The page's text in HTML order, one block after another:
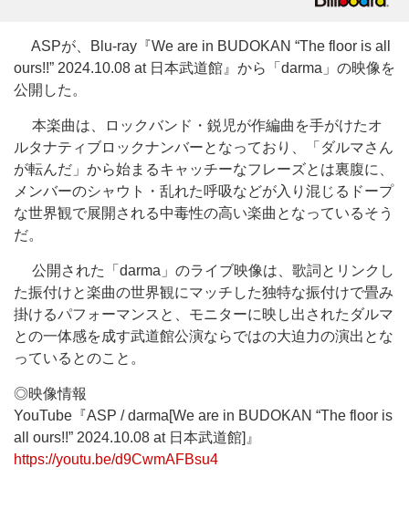
ASPが、Blu-ray『We are in BUDOKAN “The floor is all
ours!!” 2024.10.08 at 日本武道館』から「darma」の映像を
公開した。
本楽曲は、ロックバンド・鋭児が作編曲を手がけたオ
ルタナティブロックナンバーとなっており、「ダルマさん
が転んだ」から始まるキャッチーなフレーズとは裏腹に、
メンバーのシャウト・乱れた呼吸などが入り混じるドープ
な世界観で展開される中毒性の高い楽曲となっているそう
だ。
公開された「darma」のライブ映像は、歌詞とリンクし
た振付けと楽曲の世界観にマッチした独特な振付けで畳み
掛けるパフォーマンスと、モニターに映し出されたダルマ
との一体感を成す武道館公演ならではの大迫力の演出とな
っているとのこと。
◎映像情報
YouTube『ASP / darma[We are in BUDOKAN “The floor is
all ours!!” 2024.10.08 at 日本武道館]』
https://youtu.be/d9CwmAFBsu4